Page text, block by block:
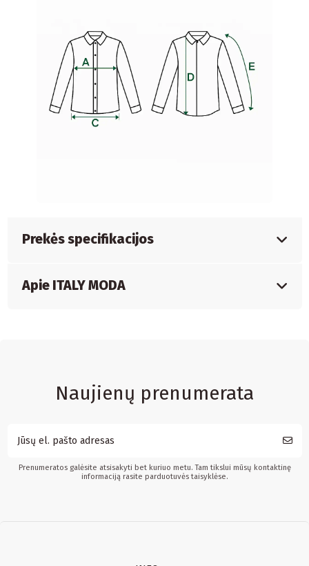
Prekės specifikacijos
Apie ITALY MODA
Naujienų prenumerata
Prenumeratos galėsite atsisakyti bet kuriuo metu. Tam tikslui mūsų kontaktinę
informaciją rasite parduotuvės taisyklėse.